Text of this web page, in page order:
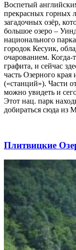
Воспетый
прекрасных горных
загадочных озёр,
большое озеро –
национального
городок Кесуик,
очарованием. Когда-
графита, и сейчас
часть Озерного
(«станций»). Части
можно увидеть и
Этот нац. парк
добираться сюда из
Плитвицкие